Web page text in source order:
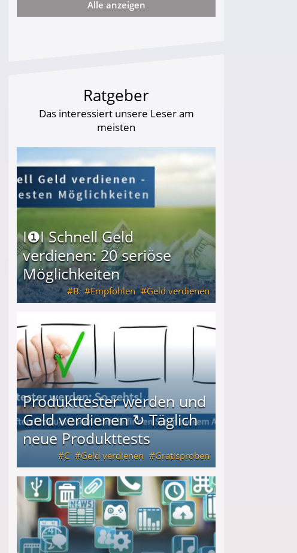
darf Geld behalten!
Alle anzeigen
Ratgeber
Das interessiert unsere Leser am
meisten
I❶I Schnell Geld
verdienen: 20 seriöse
Möglichkeiten
B Empfohlen Geld verdienen
Produkttester werden und
Geld verdienen ↻ Täglich
neue Produkttests
C Geld verdienen Gratisproben
↻ Täglich neue Produkttests